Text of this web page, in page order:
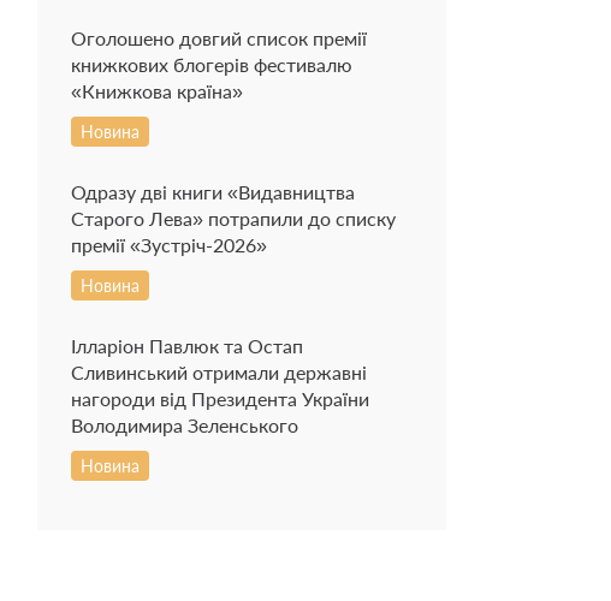
Оголошено довгий список премії
книжкових блогерів фестивалю
«Книжкова країна»
Новина
Одразу дві книги «Видавництва
Старого Лева» потрапили до списку
премії «Зустріч-2026»
Новина
Ілларіон Павлюк та Остап
Сливинський отримали державні
нагороди від Президента України
Володимира Зеленського
Новина